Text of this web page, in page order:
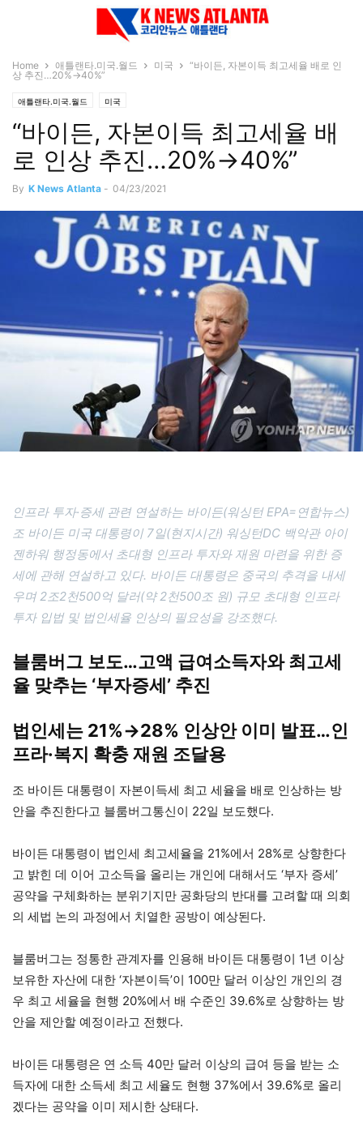
Home 애틀랜타.미국.월드 미국
“바이든, 자본이득 최고세율 배로 인
상 추진…20%→40%”
애틀랜타.미국.월드 미국
“바이든, 자본이득 최고세율 배
로 인상 추진…20%→40%”
By K News Atlanta - 04/23/2021
인프라 투자·증세 관련 연설하는 바이든(워싱턴 EPA=연합뉴스)
조 바이든 미국 대통령이 7일(현지시간) 워싱턴DC 백악관 아이
젠하워 행정동에서 초대형 인프라 투자와 재원 마련을 위한 증
세에 관해 연설하고 있다. 바이든 대통령은 중국의 추격을 내세
우며 2조2천500억 달러(약 2천500조 원) 규모 초대형 인프라
투자 입법 및 법인세율 인상의 필요성을 강조했다.
블룸버그 보도…고액 급여소득자와 최고세
율 맞추는 ‘부자증세’ 추진
법인세는 21%→28% 인상안 이미 발표…인
프라·복지 확충 재원 조달용
조 바이든 대통령이 자본이득세 최고 세율을 배로 인상하는 방
안을 추진한다고 블룸버그통신이 22일 보도했다.
바이든 대통령이 법인세 최고세율을 21%에서 28%로 상향한다
고 밝힌 데 이어 고소득을 올리는 개인에 대해서도 ‘부자 증세’
공약을 구체화하는 분위기지만 공화당의 반대를 고려할 때 의회
의 세법 논의 과정에서 치열한 공방이 예상된다.
블룸버그는 정통한 관계자를 인용해 바이든 대통령이 1년 이상
보유한 자산에 대한 ‘자본이득’이 100만 달러 이상인 개인의 경
우 최고 세율을 현행 20%에서 배 수준인 39.6%로 상향하는 방
안을 제안할 예정이라고 전했다.
바이든 대통령은 연 소득 40만 달러 이상의 급여 등을 받는 소
득자에 대한 소득세 최고 세율도 현행 37%에서 39.6%로 올리
겠다는 공약을 이미 제시한 상태다.